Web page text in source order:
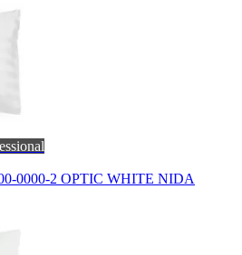
0000-2 OPTIC WHITE NIDA